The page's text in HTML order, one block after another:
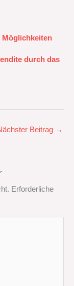
Möglichkeiten
durch das
Beitrag →
Erforderliche